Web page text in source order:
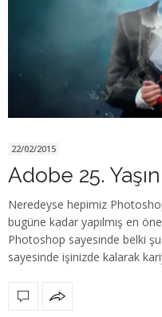
22/02/2015
Adobe 25.
Neredeyse hepimiz
bugüne kadar yapılmış en
Photoshop sayesinde belki
sayesinde işinizde kalarak